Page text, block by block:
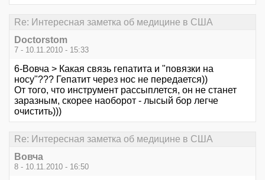
Re: Интересная заметка об медицине в США
Doctorstom
7 - 10.11.2010 - 15:33
6-Вовча > Какая связь гепатита и "повязки на
носу"??? Гепатит через нос не передается))
От того, что инструмент рассыплется, он не станет
заразным, скорее наоборот - лысый бор легче
очистить)))
Re: Интересная заметка об медицине в США
Вовча
8 - 10.11.2010 - 16:50